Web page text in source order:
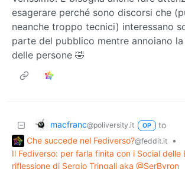
esagerare perché sono discorsi che
neanche troppo tecnici) interessano
parte del pubblico mentre annoiano
delle persone 🤣
macfranc@poliversity.it OP
to
Che succede nel Fediverso?@feddit.it
•
Il Fediverso: per farla finita con i Social delle
riflessione di Sergio Tringali aka @SerByron